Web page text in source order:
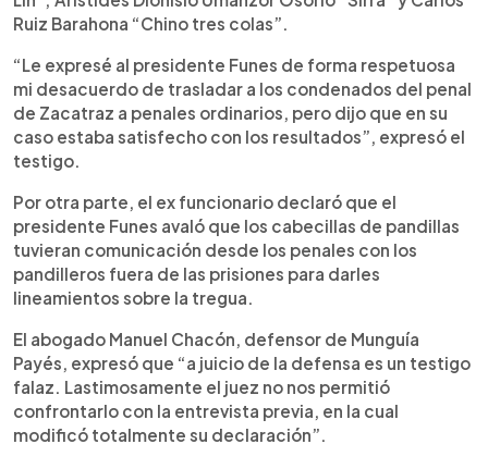
Ruiz Barahona “Chino tres colas”.
“Le expresé al presidente Funes de forma respetuosa
mi desacuerdo de trasladar a los condenados del penal
de Zacatraz a penales ordinarios, pero dijo que en su
caso estaba satisfecho con los resultados”, expresó el
testigo.
Por otra parte, el ex funcionario declaró que el
presidente Funes avaló que los cabecillas de pandillas
tuvieran comunicación desde los penales con los
pandilleros fuera de las prisiones para darles
lineamientos sobre la tregua.
El abogado Manuel Chacón, defensor de Munguía
Payés, expresó que “a juicio de la defensa es un testigo
falaz. Lastimosamente el juez no nos permitió
confrontarlo con la entrevista previa, en la cual
modificó totalmente su declaración”.